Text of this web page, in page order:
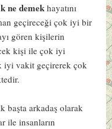
ne demekhayatını
geçireceği çok iyi bir
gören kişilerin
kişi ile çok iyi
iyi vakit geçirerek çok
başta arkadaş olarak
ile insanların